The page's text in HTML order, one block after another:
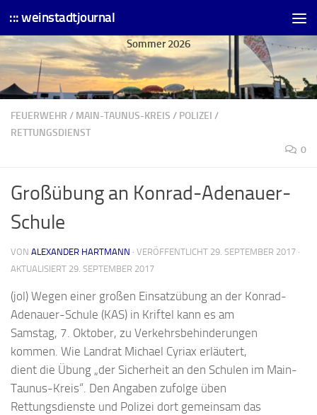
Skip to content
::: weinstadtjournal
Sommer 2026
FEUERWEHR / MAIN-TAUNUS-KREIS / POLIZEI /
RETTUNGSDIENST
0
Großübung an Konrad-Adenauer-
Schule
VON ALEXANDER HARTMANN · VERÖFFENTLICHT 29. SEPTEMBER 2017 ·
AKTUALISIERT 29. SEPTEMBER 2017
(jol) Wegen einer großen Einsatzübung an der Konrad-
Adenauer-Schule (KAS) in Kriftel kann es am
Samstag, 7. Oktober, zu Verkehrsbehinderungen
kommen. Wie Landrat Michael Cyriax erläutert,
dient die Übung „der Sicherheit an den Schulen im Main-
Taunus-Kreis“. Den Angaben zufolge üben
Rettungsdienste und Polizei dort gemeinsam das